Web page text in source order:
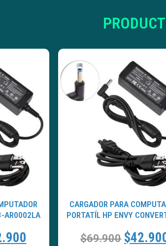
AR0002LA
CARGADOR PARA
PORTATÍL HP ENVY
$69.900 $